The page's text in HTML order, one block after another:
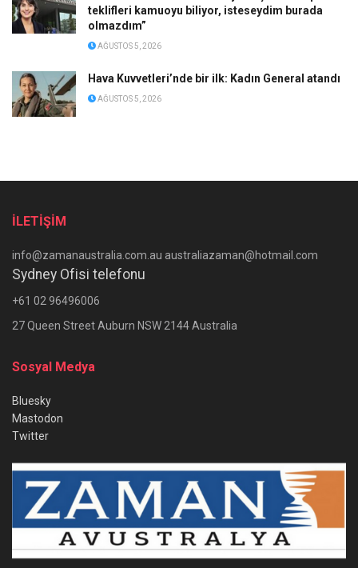
teklifleri kamuoyu biliyor, isteseydim burada
olmazdım”
AĞUSTOS 5, 2026
Hava Kuvvetleri’nde bir ilk: Kadın General atandı
AĞUSTOS 5, 2026
İLETİŞİM
info@zamanaustralia.com.au australiazaman@hotmail.com
Sydney Ofisi telefonu
+61 02 96496006
27 Queen Street Auburn NSW 2144 Australia
Sosyal Medya
Bluesky
Mastodon
Twitter